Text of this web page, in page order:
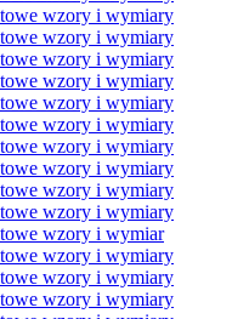
wzory i wymiary
wzory i wymiary
wzory i wymiary
wzory i wymiary
wzory i wymiary
wzory i wymiary
wzory i wymiary
wzory i wymiary
wzory i wymiary
wzory i wymiary
wzory i wymiar
wzory i wymiary
wzory i wymiary
wzory i wymiary